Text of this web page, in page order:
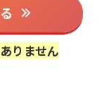
りません